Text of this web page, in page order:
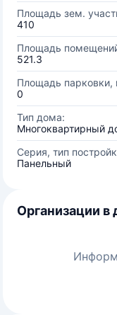
Площадь зем.
410
Площадь
521.3
Площадь парковки,
0
Тип дома:
Многоквартирный
Серия, тип
Панельный
Организации в